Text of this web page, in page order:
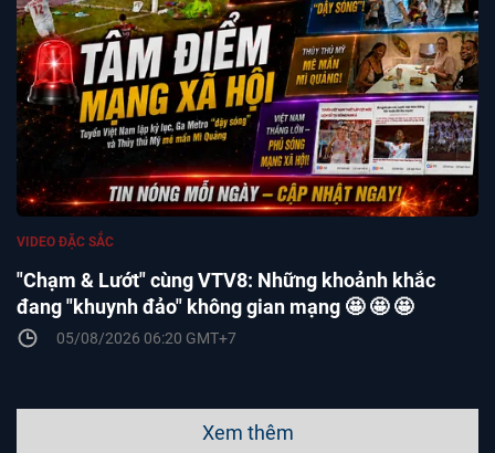
"Chạm & Lướt" cùng VTV8: Những khoảnh khắc
đang "khuynh đảo" không gian mạng 🤩 🤩 🤩
VIDEO ĐẶC SẮC
05/08/2026 06:20 GMT+7
Xem thêm